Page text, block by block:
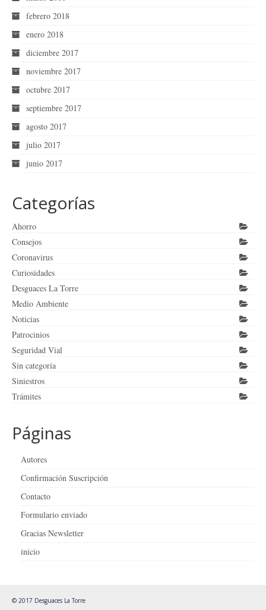
febrero 2018
enero 2018
diciembre 2017
noviembre 2017
octubre 2017
septiembre 2017
agosto 2017
julio 2017
junio 2017
Categorías
Ahorro
Consejos
Coronavirus
Curiosidades
Desguaces La Torre
Medio Ambiente
Noticias
Patrocinios
Seguridad Vial
Sin categoría
Siniestros
Trámites
Páginas
Autores
Confirmación Suscripción
Contacto
Formulario enviado
Gracias Newsletter
inicio
© 2017 Desguaces La Torre